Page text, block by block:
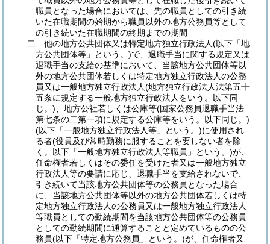
職員となった場合においては、先の職員としての引き続
いた在職期間の始期から職員以外の地方公務員等として
の引き続いた在職期間の終期までの期間
二
他の地方公共団体又は特定地方独立行政法人(以下「地
方公共団体等」という。)で、退職手当に関する規定又は
退職手当の支給の基準において、当該地方公共団体等以
外の地方公共団体若しくは特定地方独立行政法人の公務
員又は一般地方独立行政法人(地方独立行政法人法第五十
五条に規定する一般地方独立行政法人をいう。以下同
じ。) 、地方公社若しくは公庫等(国家公務員退職手当法
第七条の二第一項に規定する公庫等をいう。以下同じ。)
(以下「一般地方独立行政法人等」という。)に使用され
る者(役員及び常時勤務に服することを要しない者を除
く。以下「一般地方独立行政法人等職員」という。)が、
任命権者若しくはその委任を受けた者又は一般地方独立
行政法人等の要請に応じ、退職手当を支給されないで、
引き続いて当該地方公共団体等の公務員となった場合
に、当該地方公共団体等以外の地方公共団体若しくは特
定地方独立行政法人の公務員又は一般地方独立行政法人
等職員としての勤続期間を当該地方公共団体等の公務員
としての勤続期間に通算することと定めているものの公
務員(以下「特定地方公務員」という。)が、任命権者又